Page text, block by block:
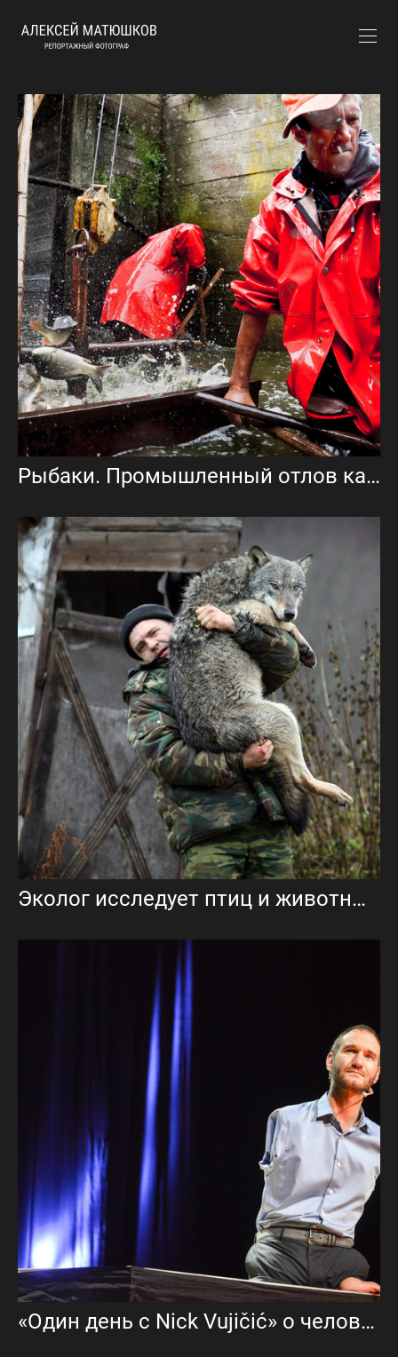
Рыбаки. Промышленный отлов карпа
Эколог исследует птиц и животных леса, в хозяйстве несколько волков.
«Один день c Nick Vujičić» о человеке который вдохновил весь мир.